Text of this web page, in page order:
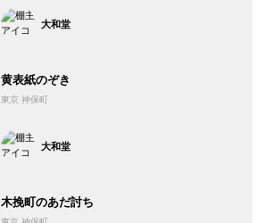
大和堂
黄表紙のぞき
東京 神保町
大和堂
木挽町のあだ討ち